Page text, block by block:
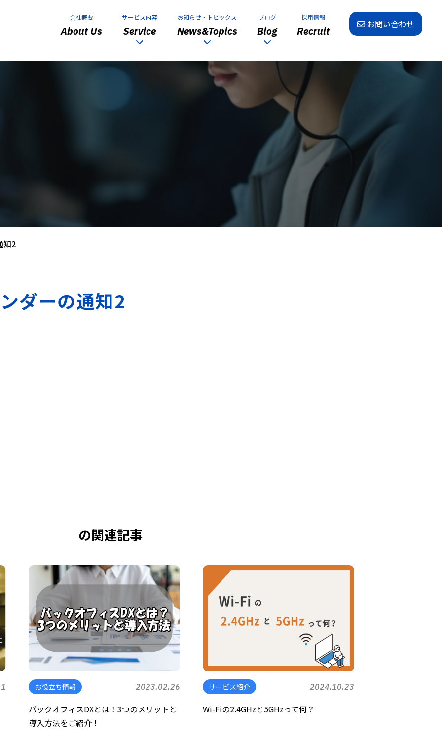
会社概要
About Us
サービス内容
Service
お知らせ・トピックス
News&Topics
ブログ
Blog
採用情報
Recruit
お問い合わせ
知2
ダーの通知2
の関連記事
お役立ち情報 2023.02.26
バックオフィスDXとは！3つのメリットと
導入方法をご紹介！
サービス紹介 2024.10.23
Wi-Fiの2.4GHzと5GHzって何？